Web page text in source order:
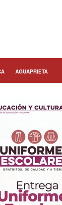
AGUAPRIETA